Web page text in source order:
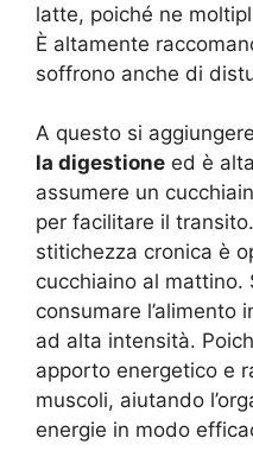
latte, poiché ne
È altamente
soffrono anche di
A questo si
la digestione ed è
assumere un
per facilitare il
stitichezza cronica è
cucchiaino al mattino.
consumare l’alimento
ad alta intensità.
apporto energetico e
muscoli, aiutando
energie in modo